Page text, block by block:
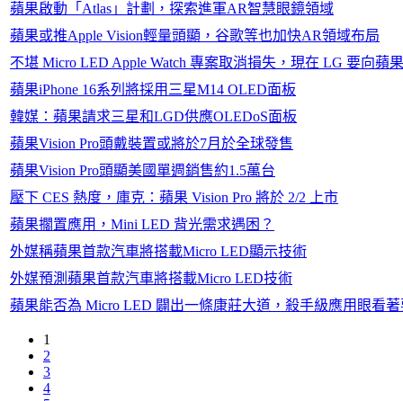
蘋果啟動「Atlas」計劃，探索進軍AR智慧眼鏡領域
蘋果或推Apple Vision輕量頭顯，谷歌等也加快AR領域布局
不堪 Micro LED Apple Watch 專案取消損失，現在 LG 要向蘋
蘋果iPhone 16系列將採用三星M14 OLED面板
韓媒：蘋果請求三星和LGD供應OLEDoS面板
蘋果Vision Pro頭戴裝置或將於7月於全球發售
蘋果Vision Pro頭顯美國單週銷售約1.5萬台
壓下 CES 熱度，庫克：蘋果 Vision Pro 將於 2/2 上市
蘋果擱置應用，Mini LED 背光需求遇困？
外媒稱蘋果首款汽車將搭載Micro LED顯示技術
外媒預測蘋果首款汽車將搭載Micro LED技術
蘋果能否為 Micro LED 闢出一條康莊大道，殺手級應用眼看著
1
2
3
4